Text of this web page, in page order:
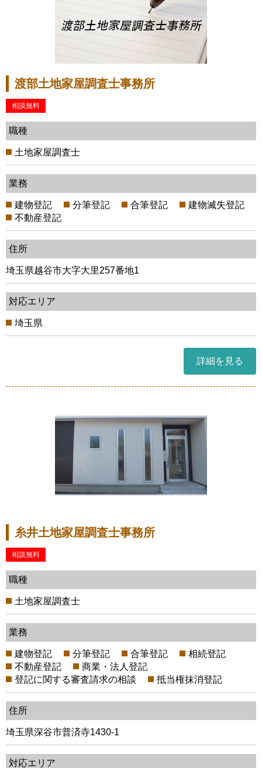
渡部土地家屋調査士事務所
相談無料
職種
土地家屋調査士
業務
建物登記 分筆登記 合筆登記
建物滅失登記
不動産登記
住所
埼玉県越谷市大字大里257番地1
対応エリア
埼玉県
詳細を見る
糸井土地家屋調査士事務所
相談無料
職種
土地家屋調査士
業務
建物登記 分筆登記 合筆登記
相続登記
不動産登記
商業・法人登記
登記に関する審査請求の相談
抵当権抹消登記
住所
埼玉県深谷市普済寺1430-1
対応エリア